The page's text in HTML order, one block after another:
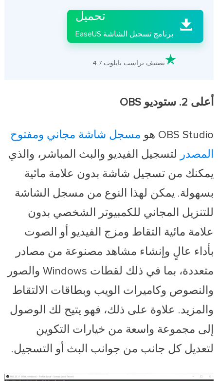

تحميل
برنامج تسجيل الشاشة EaseUS
تصنيف تراست بايلوت 4.7
أعلى 2. ستوديو OBS
OBS Studio هو
مسجل شاشة مجاني ومفتوح
المصدر
لتسجيل الفيديو والبث المباشر، والذي
يمكنك من تسجيل شاشة بدون علامة مائية
بسهولة. يمكن لهذا النوع من مسجل الشاشة
للتنزيل المجاني للكمبيوتر الشخصي بدون
علامة مائية التقاط ومزج الفيديو أو الصوت
بأداء عالٍ وإنشاء مشاهد مصنوعة من مصادر
متعددة، بما في ذلك لقطات Windows والصور
والنصوص وكاميرات الويب وبطاقات الالتقاط
والمزيد. علاوة على ذلك، فهو يتيح لك الوصول
إلى مجموعة واسعة من خيارات التكوين
لتعديل كل جانب من جوانب البث أو التسجيل.